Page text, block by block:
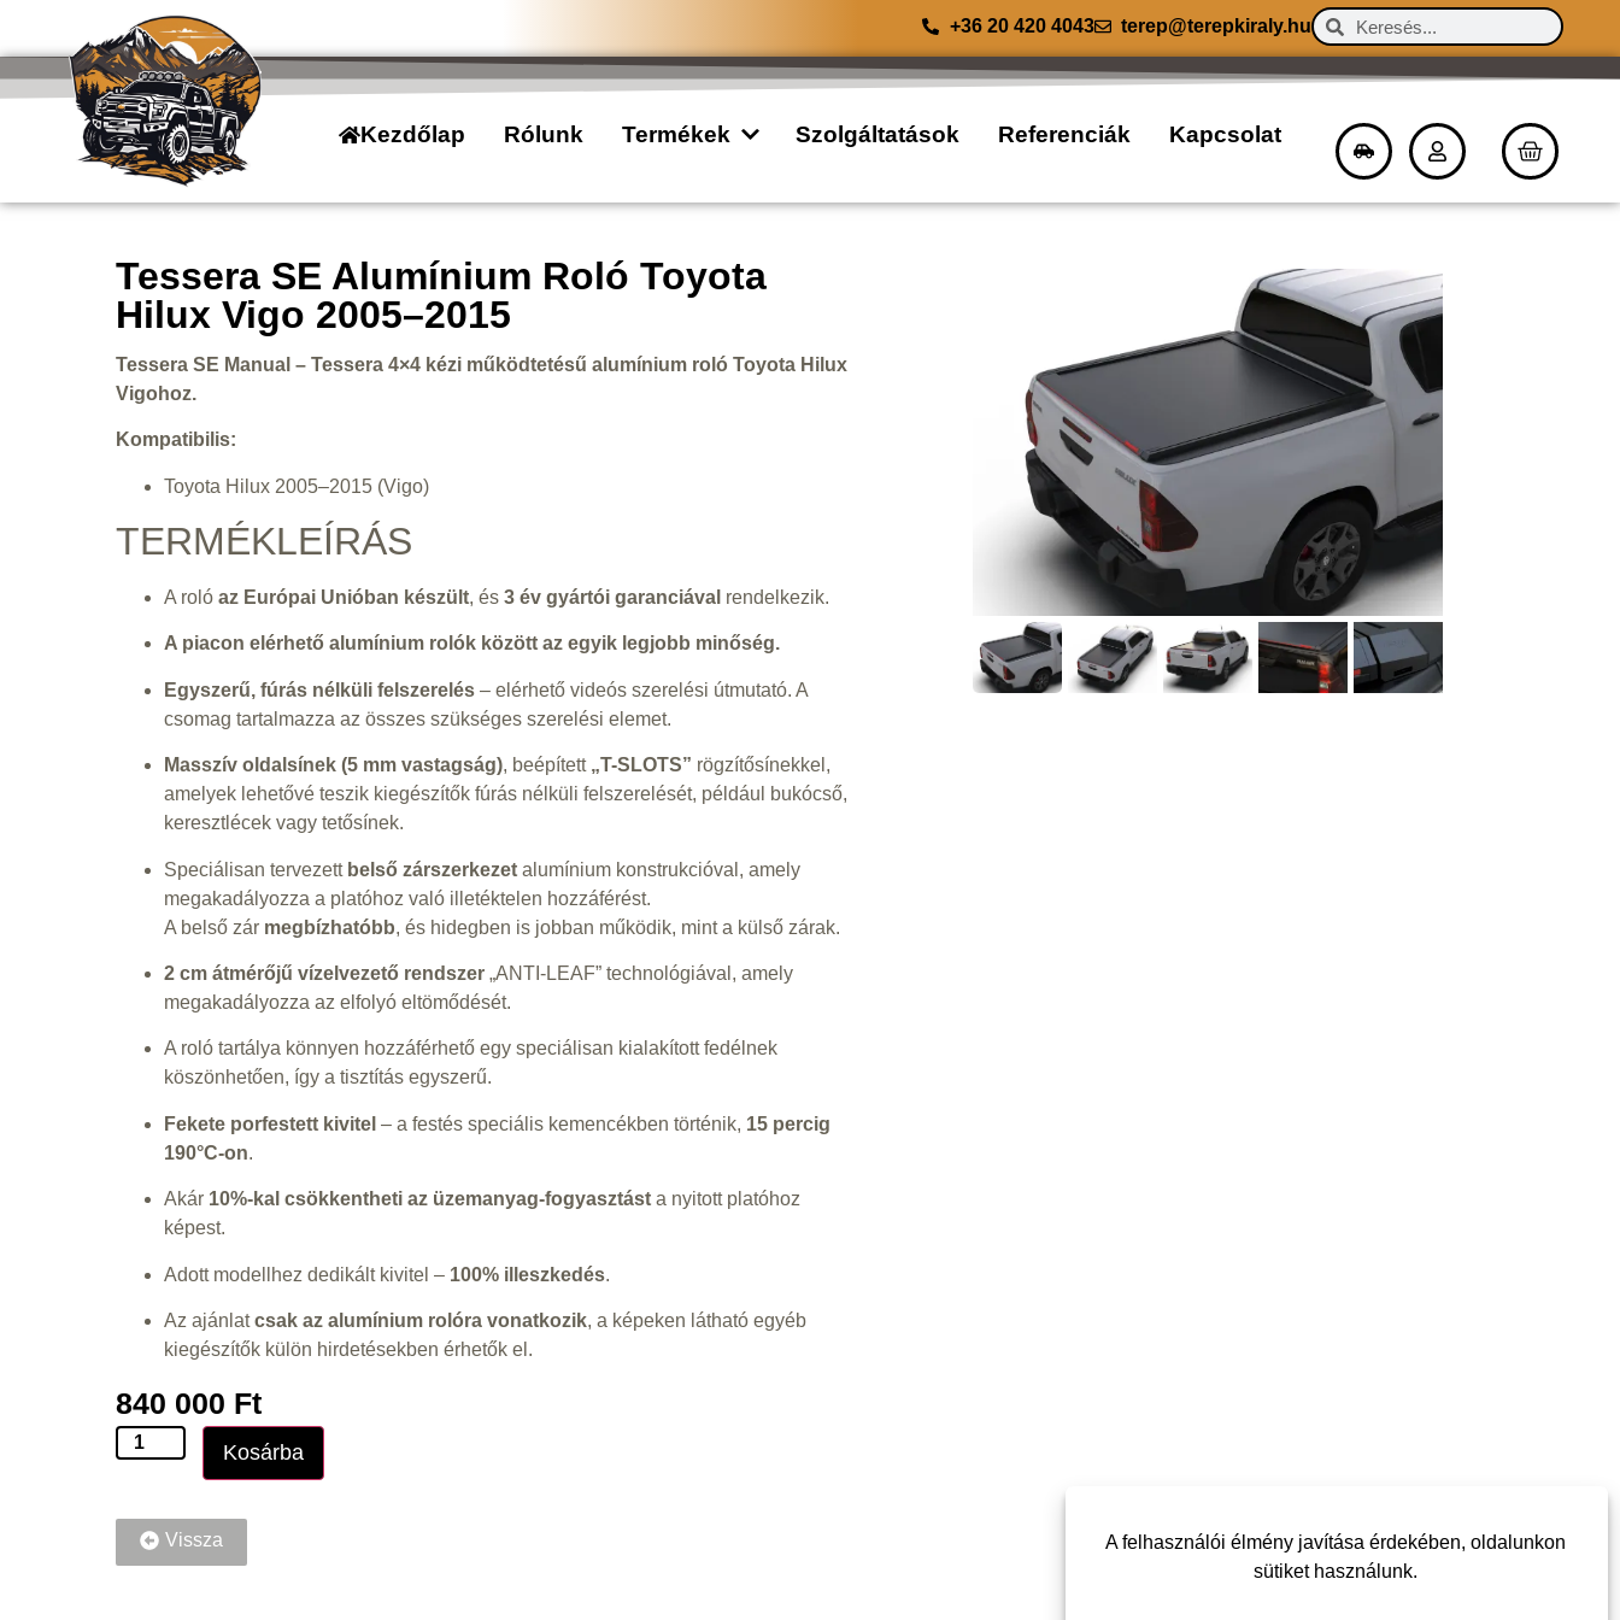
A felhasználói élmény javítása érdekében, oldalunkon
sütiket használunk.
+36 20 420 4043 terep@terepkiraly.hu
Kezdőlap Rólunk Termékek Szolgáltatások Referenciák Kapcsolat
Tessera SE Alumínium Roló Toyota
Hilux Vigo 2005–2015
Tessera SE Manual – Tessera 4×4 kézi működtetésű alumínium roló Toyota Hilux
Vigohoz.
Kompatibilis:
Toyota Hilux 2005–2015 (Vigo)
TERMÉKLEÍRÁS
A roló az Európai Unióban készült, és 3 év gyártói garanciával rendelkezik.
A piacon elérhető alumínium rolók között az egyik legjobb minőség.
Egyszerű, fúrás nélküli felszerelés – elérhető videós szerelési útmutató. A
csomag tartalmazza az összes szükséges szerelési elemet.
Masszív oldalsínek (5 mm vastagság), beépített „T-SLOTS” rögzítősínekkel,
amelyek lehetővé teszik kiegészítők fúrás nélküli felszerelését, például bukócső,
keresztlécek vagy tetősínek.
Speciálisan tervezett belső zárszerkezet alumínium konstrukcióval, amely
megakadályozza a platóhoz való illetéktelen hozzáférést.
A belső zár megbízhatóbb, és hidegben is jobban működik, mint a külső zárak.
2 cm átmérőjű vízelvezető rendszer „ANTI-LEAF” technológiával, amely
megakadályozza az elfolyó eltömődését.
A roló tartálya könnyen hozzáférhető egy speciálisan kialakított fedélnek
köszönhetően, így a tisztítás egyszerű.
Fekete porfestett kivitel – a festés speciális kemencékben történik, 15 percig
190°C-on.
Akár 10%-kal csökkentheti az üzemanyag-fogyasztást a nyitott platóhoz
képest.
Adott modellhez dedikált kivitel – 100% illeszkedés.
Az ajánlatcsak az alumínium rolóra vonatkozik, a képeken látható egyéb
kiegészítők külön hirdetésekben érhetők el.
840 000 Ft
Kosárba
Vissza